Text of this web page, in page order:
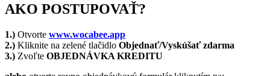
AKO POSTUPOVAŤ?
1.) Otvorte www.wocabee.app
2.) Kliknite na zelené tlačidlo Objednať/Vyskúšať zdarma
3.) Zvoľte OBJEDNÁVKA KREDITU